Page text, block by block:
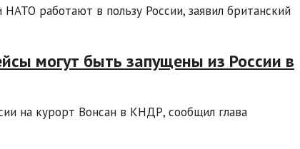
работают в пользу России, заявил британский
могут быть запущены из России в
на курорт Вонсан в КНДР, сообщил глава